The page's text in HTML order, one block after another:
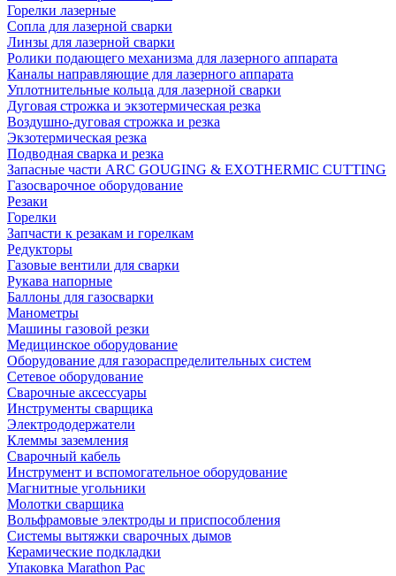
Горелки лазерные
Сопла для лазерной сварки
Линзы для лазерной сварки
Ролики подающего механизма для лазерного аппарата
Каналы направляющие для лазерного аппарата
Уплотнительные кольца для лазерной сварки
Дуговая строжка и экзотермическая резка
Воздушно-дуговая строжка и резка
Экзотермическая резка
Подводная сварка и резка
Запасные части ARC GOUGING & EXOTHERMIC CUTTING
Газосварочное оборудование
Резаки
Горелки
Запчасти к резакам и горелкам
Редукторы
Газовые вентили для сварки
Рукава напорные
Баллоны для газосварки
Манометры
Машины газовой резки
Медицинское оборудование
Оборудование для газораспределительных систем
Сетевое оборудование
Сварочные аксессуары
Инструменты сварщика
Электрододержатели
Клеммы заземления
Сварочный кабель
Инструмент и вспомогательное оборудование
Магнитные угольники
Молотки сварщика
Вольфрамовые электроды и приспособления
Системы вытяжки сварочных дымов
Керамические подкладки
Упаковка Marathon Pac